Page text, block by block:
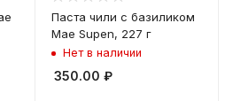
Паста чили с базиликом
Mae Supen, 227 г
Нет в наличии
350.00 ₽